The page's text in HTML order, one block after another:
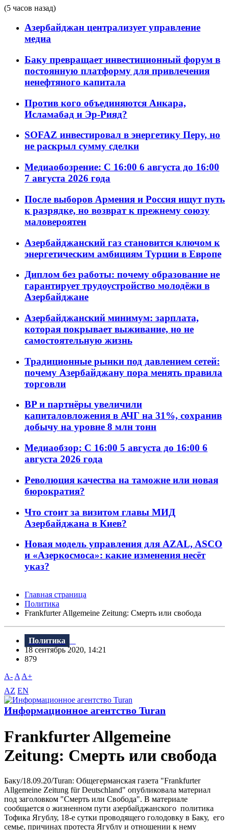
(5 часов назад)
Азербайджан централизует управление
медиа
Баку превращает инвестиционный форум в
постоянную платформу для привлечения
ненефтяного капитала
Против кого объединяются Анкара,
Исламабад и Эр-Рияд?
SOFAZ инвестировал в энергетику Перу, но
не раскрыл сумму сделки
Медиаобозрение: С 16:00 6 августа до 16:00
7 августа 2026 года
После выборов Армения и Россия ищут путь
к разрядке, но возврат к прежнему союзу
маловероятен
Азербайджанский газ становится ключом к
энергетическим амбициям Турции в Европе
Диплом без работы: почему образование не
гарантирует трудоустройство молодёжи в
Азербайджане
Азербайджанский минимум: зарплата,
которая покрывает выживание, но не
самостоятельную жизнь
Традиционные рынки под давлением сетей:
почему Азербайджану пора менять правила
торговли
BP и партнёры увеличили
капиталовложения в АЧГ на 31%, сохранив
добычу на уровне 8 млн тонн
Медиаобзор: С 16:00 5 августа до 16:00 6
августа 2026 года
Революция качества на таможне или новая
бюрократия?
Что стоит за визитом главы МИД
Азербайджана в Киев?
Новая модель управления для AZAL, ASCO
и «Азеркосмоса»: какие изменения несёт
указ?
Главная страница
Политика
Frankfurter Allgemeine Zeitung: Смерть или свобода
Политика
18 сентябрь 2020, 14:21
879
A- A A+
AZ EN
Информационное агентство Turan
Frankfurter Allgemeine
Zeitung: Смерть или свобода
Баку/18.09.20/Turan: Общегерманская газета "Frankfurter
Allgemeine Zeitung für Deutschland" опубликовала материал
под заголовком "Смерть или Свобода". В материале
сообщается о жизненном пути азербайджанского политика
Тофика Ягублу, 18-е сутки проводящего голодовку в Баку, его
семье, причинах протеста Ягублу и отношении к нему